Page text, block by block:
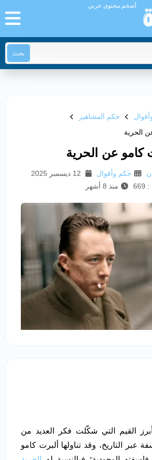
أضخم محتوى عربي
بحث
حكم المشاهير
الحرية
كامو عن الحرية
حكم وأقوال
منذ 8 أشهر
القيم التي شكّلت فكر العديد من
عبر التاريخ، وقد تناولها ألبرت كامو